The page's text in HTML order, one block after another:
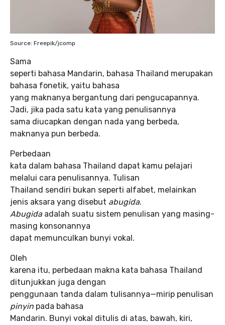
Source: Freepik/jcomp
Sama
seperti bahasa Mandarin, bahasa Thailand merupakan
bahasa fonetik, yaitu bahasa
yang maknanya bergantung dari pengucapannya.
Jadi, jika pada satu kata yang penulisannya
sama diucapkan dengan nada yang berbeda,
maknanya pun berbeda.
Perbedaan
kata dalam bahasa Thailand dapat kamu pelajari
melalui cara penulisannya. Tulisan
Thailand sendiri bukan seperti alfabet, melainkan
jenis aksara yang disebut abugida.
Abugidaadalah suatu sistem penulisan yang masing-
masing konsonannya
dapat memunculkan bunyi vokal.
Oleh
karena itu, perbedaan makna kata bahasa Thailand
ditunjukkan juga dengan
penggunaan tanda dalam tulisannya—mirip penulisan
pinyin pada bahasa
Mandarin. Bunyi vokal ditulis di atas, bawah, kiri,